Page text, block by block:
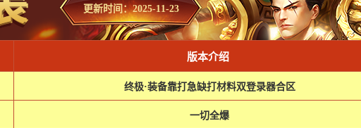
更新时间：2025-11-23
版本介绍
终极·装备靠打急缺打材料双登录器合区
一切全爆